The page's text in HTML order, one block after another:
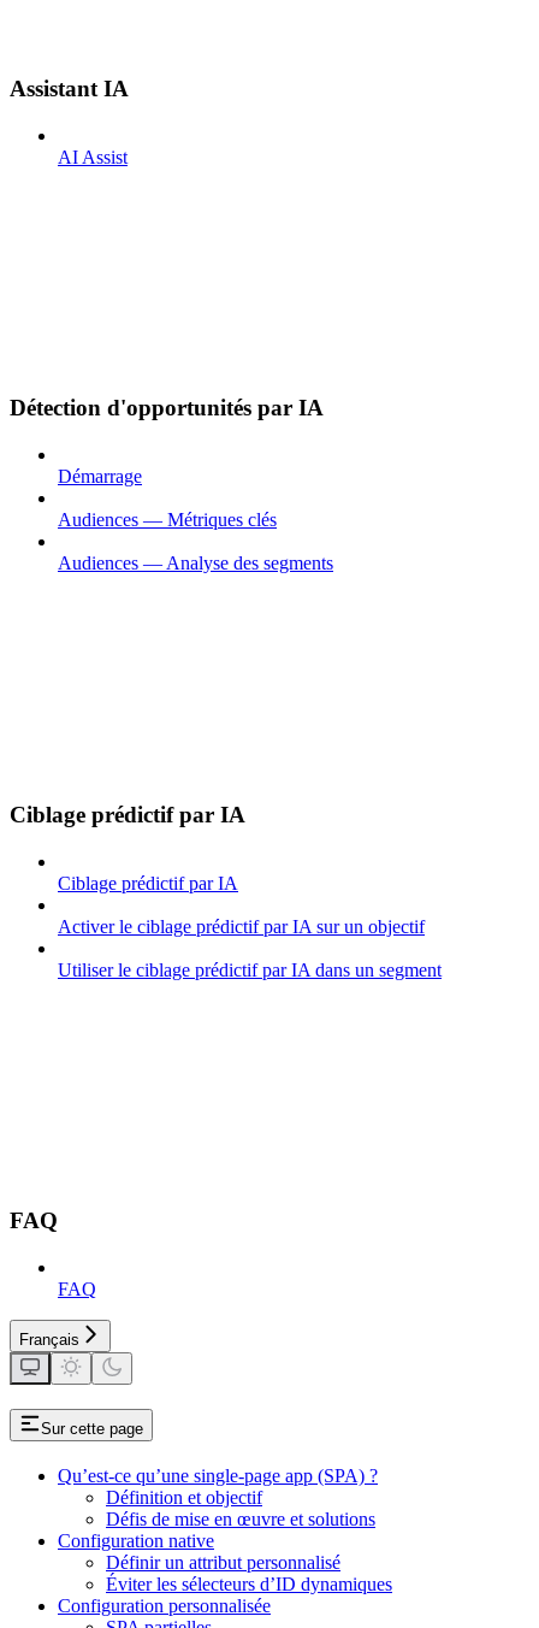
Assistant IA
AI Assist
Détection d'opportunités par IA
Démarrage
Audiences — Métriques clés
Audiences — Analyse des segments
Ciblage prédictif par IA
Ciblage prédictif par IA
Activer le ciblage prédictif par IA sur un objectif
Utiliser le ciblage prédictif par IA dans un segment
FAQ
FAQ
Français
Sur cette page
Qu’est-ce qu’une single-page app (SPA) ?
Définition et objectif
Défis de mise en œuvre et solutions
Configuration native
Définir un attribut personnalisé
Éviter les sélecteurs d’ID dynamiques
Configuration personnalisée